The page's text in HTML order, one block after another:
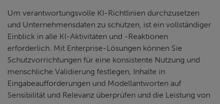
Um verantwortungsvolle KI-Richtlinien durchzusetzen
und Unternehmensdaten zu schützen, ist ein vollständiger
Einblick in alle KI-Aktivitäten und -Reaktionen
erforderlich. Mit Enterprise-Lösungen können Sie
Schutzvorrichtungen für eine konsistente Nutzung und
menschliche Validierung festlegen, Inhalte in
Eingabeaufforderungen und Modellantworten auf
Sensibilität und Relevanz überprüfen und die Leistung von